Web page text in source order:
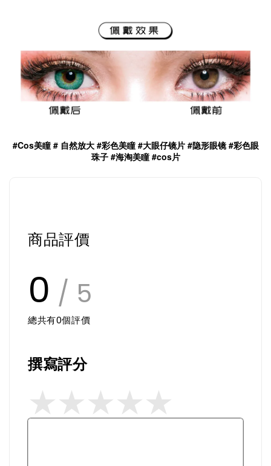
#Cos美瞳 # 自然放大 #彩色美瞳 #大眼仔镜片 #隐形眼镜 #彩色眼
珠子 #海淘美瞳 #cos片
商品評價
0 / 5
總共有0個評價
撰寫評分